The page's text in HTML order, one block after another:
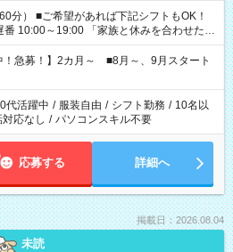
フトもOK！
「家族と休みを合わせた
夕飯の準備がしたい」 「できれば残業はし
教えてくださいね。 ※Wワーク希望
事で希望する勤務時間と、もう1つのお仕事
週40時間を超える場合は応募できません。
！急募！】2カ月～ ■8月～、9月スタート
代活躍中 / 服装自由 / シフト勤務 / 10名以
対応なし / パソコンスキル不要
応募する 詳細へ
掲載日：2026.08.04
未読